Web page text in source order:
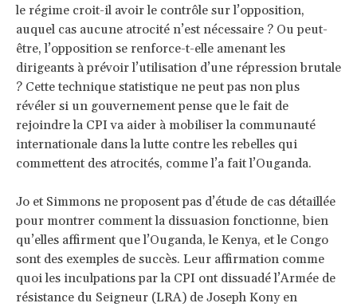
le régime croit-il avoir le contrôle sur l’opposition,
auquel cas aucune atrocité n’est nécessaire ? Ou peut-
être, l’opposition se renforce-t-elle amenant les
dirigeants à prévoir l’utilisation d’une répression brutale
? Cette technique statistique ne peut pas non plus
révéler si un gouvernement pense que le fait de
rejoindre la CPI va aider à mobiliser la communauté
internationale dans la lutte contre les rebelles qui
commettent des atrocités, comme l’a fait l’Ouganda.
Jo et Simmons ne proposent pas d’étude de cas détaillée
pour montrer comment la dissuasion fonctionne, bien
qu’elles affirment que l’Ouganda, le Kenya, et le Congo
sont des exemples de succès. Leur affirmation comme
quoi les inculpations par la CPI ont dissuadé l’Armée de
résistance du Seigneur (LRA) de Joseph Kony en